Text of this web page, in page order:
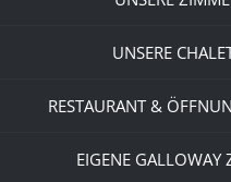
UNSERE
RESTAURANT &
EIGENE GALLOWAY